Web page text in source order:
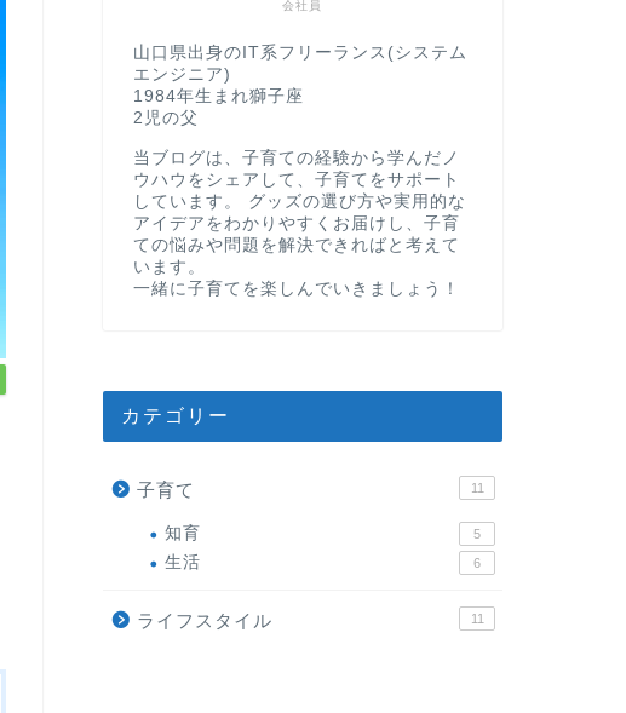
会社員
山口県出身のIT系フリーランス(システム
エンジニア)
1984年生まれ獅子座
2児の父
当ブログは、子育ての経験から学んだノ
ウハウをシェアして、子育てをサポート
しています。 グッズの選び方や実用的な
アイデアをわかりやすくお届けし、子育
ての悩みや問題を解決できればと考えて
います。
一緒に子育てを楽しんでいきましょう！
カテゴリー
子育て 11
知育 5
生活 6
ライフスタイル 11